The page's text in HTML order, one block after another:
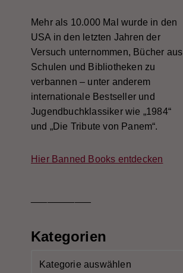
Mehr als 10.000 Mal wurde in den
USA in den letzten Jahren der
Versuch unternommen, Bücher aus
Schulen und Bibliotheken zu
verbannen – unter anderem
internationale Bestseller und
Jugendbuchklassiker wie „1984“
und „Die Tribute von Panem“.
Hier Banned Books entdecken
Kategorien